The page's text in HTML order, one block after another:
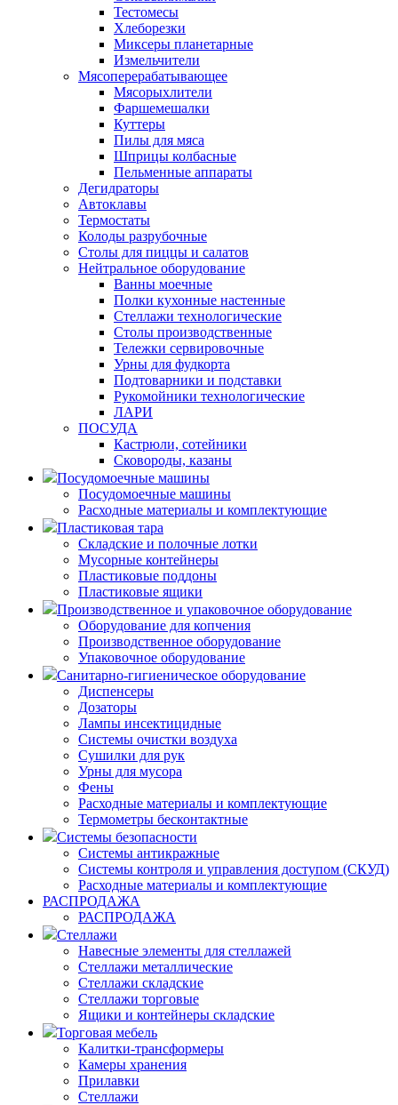
Тестомесы
Хлеборезки
Миксеры планетарные
Измельчители
Мясоперерабатывающее
Мясорыхлители
Фаршемешалки
Куттеры
Пилы для мяса
Шприцы колбасные
Пельменные аппараты
Дегидраторы
Автоклавы
Термостаты
Колоды разрубочные
Столы для пиццы и салатов
Нейтральное оборудование
Ванны моечные
Полки кухонные настенные
Стеллажи технологические
Столы производственные
Тележки сервировочные
Урны для фудкорта
Подтоварники и подставки
Рукомойники технологические
ЛАРИ
ПОСУДА
Кастрюли, сотейники
Сковороды, казаны
Посудомоечные машины
Посудомоечные машины
Расходные материалы и комплектующие
Пластиковая тара
Складские и полочные лотки
Мусорные контейнеры
Пластиковые поддоны
Пластиковые ящики
Производственное и упаковочное оборудование
Оборудование для копчения
Производственное оборудование
Упаковочное оборудование
Санитарно-гигиеническое оборудование
Диспенсеры
Дозаторы
Лампы инсектицидные
Системы очистки воздуха
Сушилки для рук
Урны для мусора
Фены
Расходные материалы и комплектующие
Термометры бесконтактные
Системы безопасности
Системы антикражные
Системы контроля и управления доступом (СКУД)
Расходные материалы и комплектующие
РАСПРОДАЖА
РАСПРОДАЖА
Стеллажи
Навесные элементы для стеллажей
Стеллажи металлические
Стеллажи складские
Стеллажи торговые
Ящики и контейнеры складские
Торговая мебель
Калитки-трансформеры
Камеры хранения
Прилавки
Стеллажи